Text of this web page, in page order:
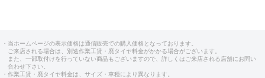
・当ホームページの表示価格は通信販売での購入価格となっております。
ご来店される場合は、別途作業工賃・廃タイヤ料金がかかる場合がございます。
また、一部取付けを行っていない商品もございますので、詳しくはご来店される店舗にお問い
合わせ下さい。
・作業工賃・廃タイヤ料金は、サイズ・車種により異なります。